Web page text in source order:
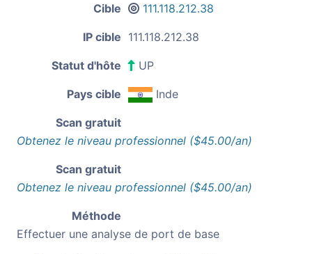
Cible 111.118.212.38
IP cible 111.118.212.38
Statut d'hôte UP
Pays cible Inde
Scan gratuit
Obtenez le niveau professionnel ($45.00/an)
Scan gratuit
Obtenez le niveau professionnel ($45.00/an)
Méthode
Effectuer une analyse de port de base